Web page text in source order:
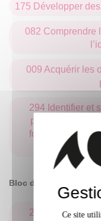
175 Développer
082 Comprendre
009 Acquérir les
294 Identifier et
potentiellement
formation ainsi
Bloc de compétences
294 Identifier et
Ce site